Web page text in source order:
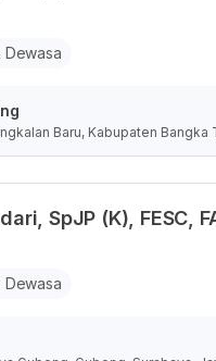
Dewasa
Baru, Kabupaten
SpJP (K), FESC,
Dewasa